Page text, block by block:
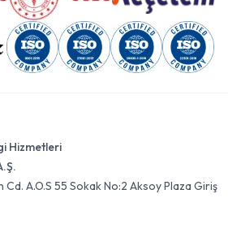
Hizmetleri
Cd. A.O.S 55 Sokak No:2 Aksoy Plaza Giriş